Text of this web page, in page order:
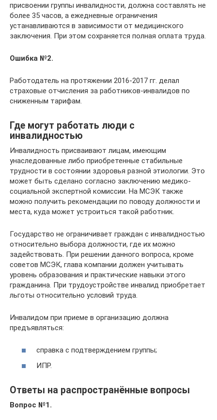
присвоении группы инвалидности, должна составлять не
более 35 часов, а ежедневные ограничения
устанавливаются в зависимости от медицинского
заключения. При этом сохраняется полная оплата труда.
Ошибка №2.
Работодатель на протяжении 2016-2017 гг. делал
страховые отчисления за работников-инвалидов по
сниженным тарифам.
Где могут работать люди с
инвалидностью
Инвалидность присваивают лицам, имеющим
унаследованные либо приобретенные стабильные
трудности в состоянии здоровья разной этиологии. Это
может быть сделано согласно заключению медико-
социальной экспертной комиссии. На МСЭК также
можно получить рекомендации по поводу должности и
места, куда может устроиться такой работник.
Государство не ограничивает граждан с инвалидностью
относительно выбора должности, где их можно
задействовать. При решении данного вопроса, кроме
советов МСЭК, глава компании должен учитывать
уровень образования и практические навыки этого
гражданина. При трудоустройстве инвалид приобретает
льготы относительно условий труда.
Инвалидом при приеме в организацию должна
предъявляться:
справка с подтверждением группы;
ИПР.
Ответы на распространённые вопросы
Вопрос №1.